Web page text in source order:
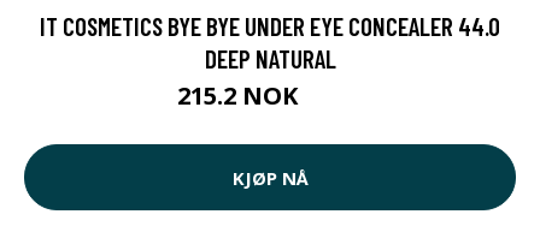
IT COSMETICS BYE BYE UNDER EYE CONCEALER 44.0
DEEP NATURAL
215.2 NOK
KJØP NÅ